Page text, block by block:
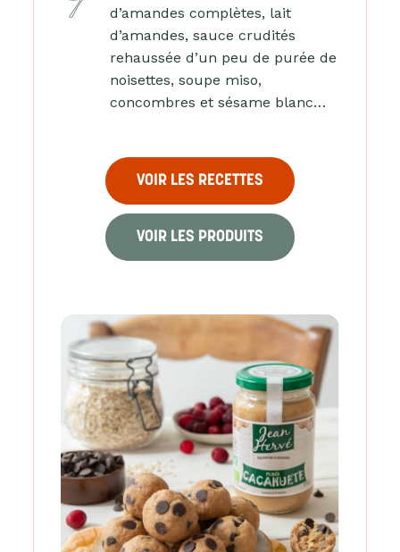
d’amandes complètes, lait
d’amandes, sauce crudités
rehaussée d’un peu de purée de
noisettes, soupe miso,
concombres et sésame blanc…
VOIR LES RECETTES
VOIR LES PRODUITS